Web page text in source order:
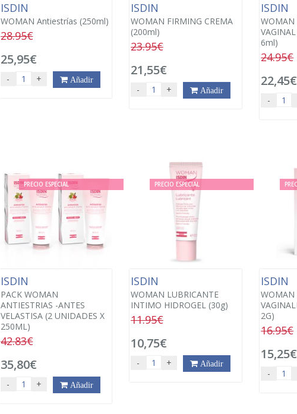
ISDIN
WOMAN Antiestrías (250ml)
28.95€
25,95€
- + Añadir
ISDIN
WOMAN FIRMING CREMA
(200ml)
23.95€
21,55€
- + Añadir
ISDIN
WOMAN
6ml)
24.95€
22,45€
-
PRECIO ESPECIAL
ISDIN
PACK WOMAN
ANTIESTRIAS -ANTES
VELASTISA (2 UNIDADES X
250ML)
42.83€
35,80€
- + Añadir
PRECIO ESPECIAL
ISDIN
WOMAN LUBRICANTE
INTIMO HIDROGEL (30g)
11.95€
10,75€
- + Añadir
ISDIN
WOMAN
2G)
16.95€
15,25€
-